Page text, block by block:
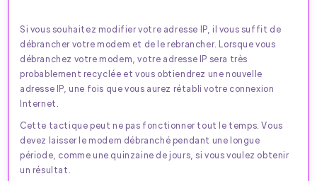
Si vous souhaitez modifier votre adresse IP, il vous suffit de
débrancher votre modem et de le rebrancher. Lorsque vous
débranchez votre modem, votre adresse IP sera très
probablement recyclée et vous obtiendrez une nouvelle
adresse IP, une fois que vous aurez rétabli votre connexion
Internet.
Cette tactique peut ne pas fonctionner tout le temps. Vous
devez laisser le modem débranché pendant une longue
période, comme une quinzaine de jours, si vous voulez obtenir
un résultat.